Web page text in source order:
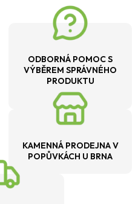
ODBORNÁ POMOC S
VÝBĚREM SPRÁVNÉHO
PRODUKTU
KAMENNÁ PRODEJNA V
POPŮVKÁCH U BRNA